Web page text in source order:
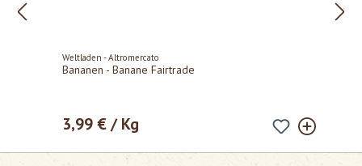
Weltladen - Altromercato
Bananen - Banane Fairtrade
Regulärer Preis:
3,99 € / Kg